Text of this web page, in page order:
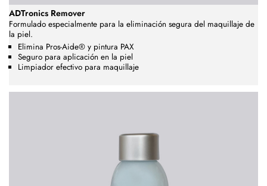
ADTronics Remover
Formulado especialmente para la eliminación segura del maquillaje de
la piel.
Elimina Pros-Aide® y pintura PAX
Seguro para aplicación en la piel
Limpiador efectivo para maquillaje